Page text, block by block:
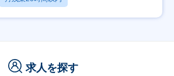
求人を探す